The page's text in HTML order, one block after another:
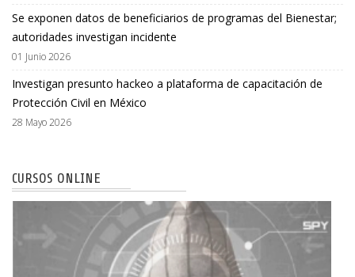
Se exponen datos de beneficiarios de programas del Bienestar;
autoridades investigan incidente
01 Junio 2026
Investigan presunto hackeo a plataforma de capacitación de
Protección Civil en México
28 Mayo 2026
CURSOS ONLINE